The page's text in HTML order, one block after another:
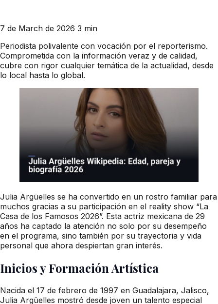
7 de March de 2026 3 min
Periodista polivalente con vocación por el reporterismo.
Comprometida con la información veraz y de calidad,
cubre con rigor cualquier temática de la actualidad, desde
lo local hasta lo global.
Julia Argüelles se ha convertido en un rostro familiar para
muchos gracias a su participación en el reality show “La
Casa de los Famosos 2026”. Esta actriz mexicana de 29
años ha captado la atención no solo por su desempeño
en el programa, sino también por su trayectoria y vida
personal que ahora despiertan gran interés.
Inicios y Formación Artística
Nacida el 17 de febrero de 1997 en Guadalajara, Jalisco,
Julia Argüelles mostró desde joven un talento especial